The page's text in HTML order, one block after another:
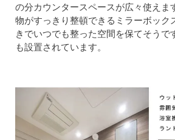
の分カウンタースペースが広々使えま
物がすっきり整頓できるミラーボック
きでいつでも整った空間を保てそうで
も設置されています。